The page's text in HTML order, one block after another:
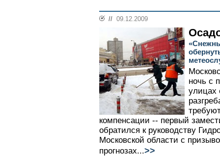
// 09.12.2009
ночь с
улицах
компенсации -- первый
обратился к руководству
Московской области с
прогнозах...>>